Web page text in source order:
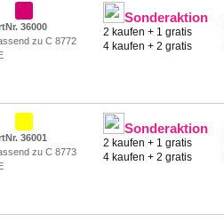
36000
zu C 8772
Sonderaktion
2 kaufen + 1 gratis
4 kaufen + 2 gratis
36001
zu C 8773
Sonderaktion
2 kaufen + 1 gratis
4 kaufen + 2 gratis